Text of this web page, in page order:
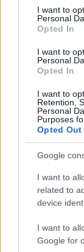
consent section.
I want to
Personal
Opted In
I want to
Personal
Opted In
I want to
Retention,
Personal
Purposes
Opted Out
Google
I want to
related to
device
I want to
Google for
HÍRADÓ #
Népszerű